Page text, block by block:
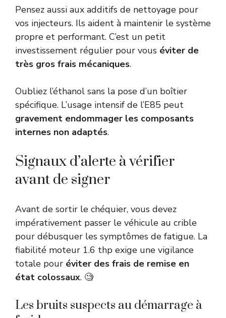
Pensez aussi aux additifs de nettoyage pour
vos injecteurs. Ils aident à maintenir le système
propre et performant. C’est un petit
investissement régulier pour vous éviter de
très gros frais mécaniques.
Oubliez l’éthanol sans la pose d’un boîtier
spécifique. L’usage intensif de l’E85 peut
gravement endommager les composants
internes non adaptés.
Signaux d’alerte à vérifier
avant de signer
Avant de sortir le chéquier, vous devez
impérativement passer le véhicule au crible
pour débusquer les symptômes de fatigue. La
fiabilité moteur 1.6 thp exige une vigilance
totale pour éviter des frais de remise en
état colossaux. 🧐
Les bruits suspects au démarrage à